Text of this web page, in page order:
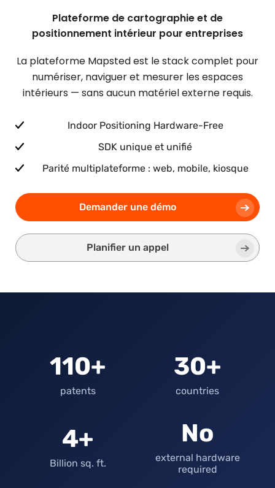
Plateforme de cartographie et de
positionnement intérieur pour entreprises
La plateforme Mapsted est le stack complet pour
numériser, naviguer et mesurer les espaces
intérieurs — sans aucun matériel externe requis.
Indoor Positioning Hardware-Free
SDK unique et unifié
Parité multiplateforme : web, mobile, kiosque
Demander une démo
Planifier un appel
110+
patents
30+
countries
4+
Billion sq. ft.
No
external hardware
required